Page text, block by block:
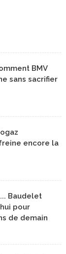
BMV
sans sacrifier
encore la
Baudelet
pour
de demain